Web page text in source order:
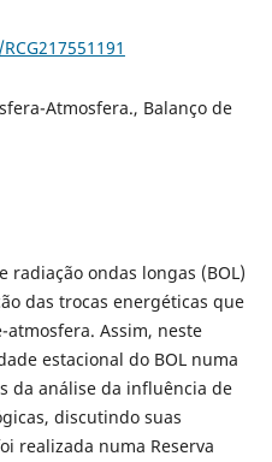
Atmosfera., Balanço de
radiação ondas longas (BOL)
das trocas energéticas que
Assim, neste
estacional do BOL numa
da análise da influência de
discutindo suas
realizada numa Reserva